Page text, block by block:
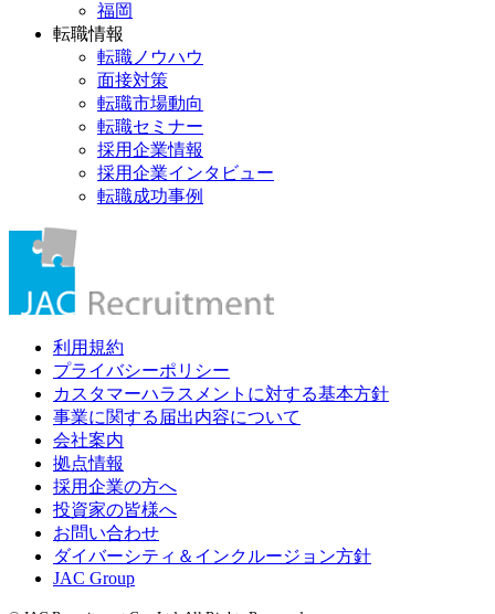
福岡
転職情報
転職ノウハウ
面接対策
転職市場動向
転職セミナー
採用企業情報
採用企業インタビュー
転職成功事例
利用規約
プライバシーポリシー
カスタマーハラスメントに対する基本方針
事業に関する届出内容について
会社案内
拠点情報
採用企業の方へ
投資家の皆様へ
お問い合わせ
ダイバーシティ＆インクルージョン方針
JAC Group